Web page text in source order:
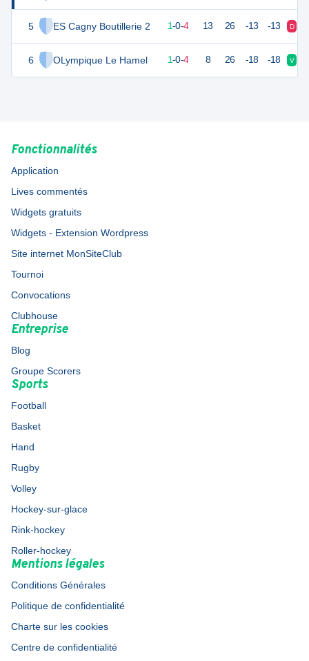
5 ES Cagny Boutillerie 2
6 OLympique Le Hamel
3 5 1-0-4 13 26 -13 -13 D
3 5 1-0-4 8 26 -18 -18 V
Fonctionnalités
Application
Lives commentés
Widgets gratuits
Widgets - Extension Wordpress
Site internet MonSiteClub
Tournoi
Convocations
Clubhouse
Entreprise
Blog
Groupe Scorers
Sports
Football
Basket
Hand
Rugby
Volley
Hockey-sur-glace
Rink-hockey
Roller-hockey
Mentions légales
Conditions Générales
Politique de confidentialité
Charte sur les cookies
Centre de confidentialité